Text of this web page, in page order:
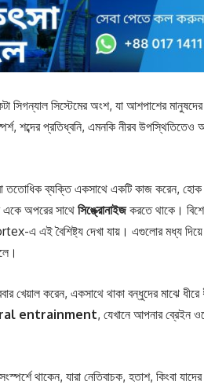
সিস্টেমের অংশ, যা আশপাশের মানুষদের
শব্দের প্রতিধ্বনি, এমনকি নীরব উপস্থিতিতেও
ব্যক্তি একসাথে একটি কাজ করেন, হোক
একে অপরের সাথে সিঙ্ক্রোনাইজকরতে থাকে।
বৈশিষ্ট্য দেখা যায়। এগুলোর মধ্য
খেয়াল করেন, একসাথে থাকা বন্ধুদের মাঝে ধীরে
entrainment, যেখানে আপনার ব্রেইন
থাকেন, যারা নেতিবাচক, হতাশ, কিংবা